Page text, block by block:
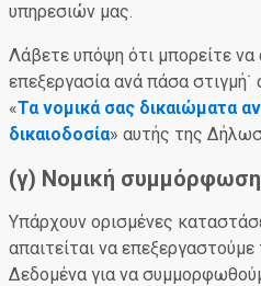
υπηρεσιών μας.
Λάβετε υπόψη ότι μπορείτε να
επεξεργασία ανά πάσα
«Τα νομικά σας δικαιώματα
δικαιοδοσία» αυτής της
(γ) Νομική συμμόρφωση
Υπάρχουν ορισμένες
απαιτείται να
Δεδομένα για να